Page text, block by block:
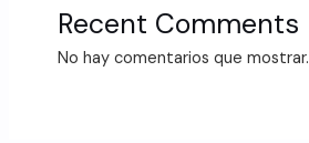
Recent Comments
No hay comentarios que mostrar.